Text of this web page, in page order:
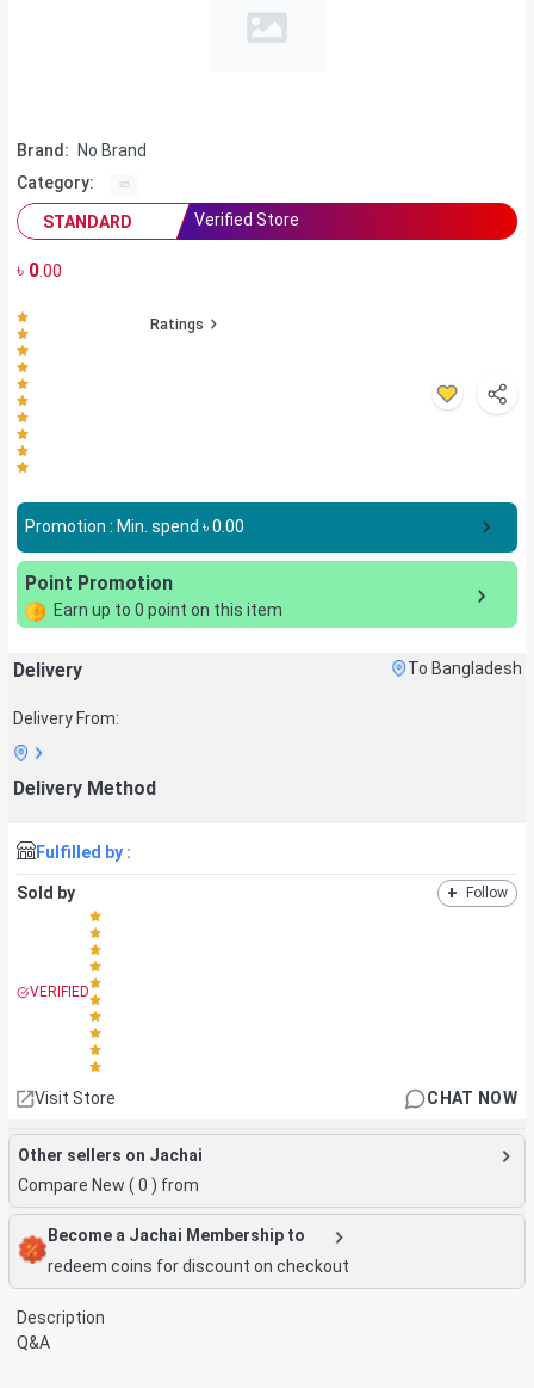
Brand:
No Brand
Category:
STANDARD
Verified Store
৳ 0.00
Ratings
Promotion : Min. spend ৳0.00
Point Promotion
Earn up to 0 point on this item
Delivery To Bangladesh
Delivery From:
Delivery Method
Fulfilled by :
Sold by + Follow
VERIFIED
Visit Store CHAT NOW
Other sellers on Jachai
Compare New ( 0 ) from
Become a Jachai Membership to
redeem coins for discount on checkout
Description
Q&A